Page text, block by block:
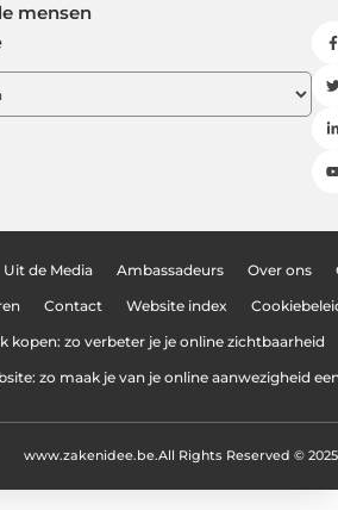
mensen
Uit de Media Ambassadeurs Over ons
Contact Website index
kopen: zo verbeter je je online zichtbaarheid
zo maak je van je online aanwezigheid
All Rights Reserved © 2025
www.zakenidee.be.